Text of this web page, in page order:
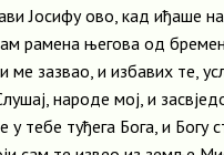
Јосифу ово, кад иђаше
рамена његова од
ме зазвао, и избавих те,
народе мој, и
тебе туђега Бога, и Богу